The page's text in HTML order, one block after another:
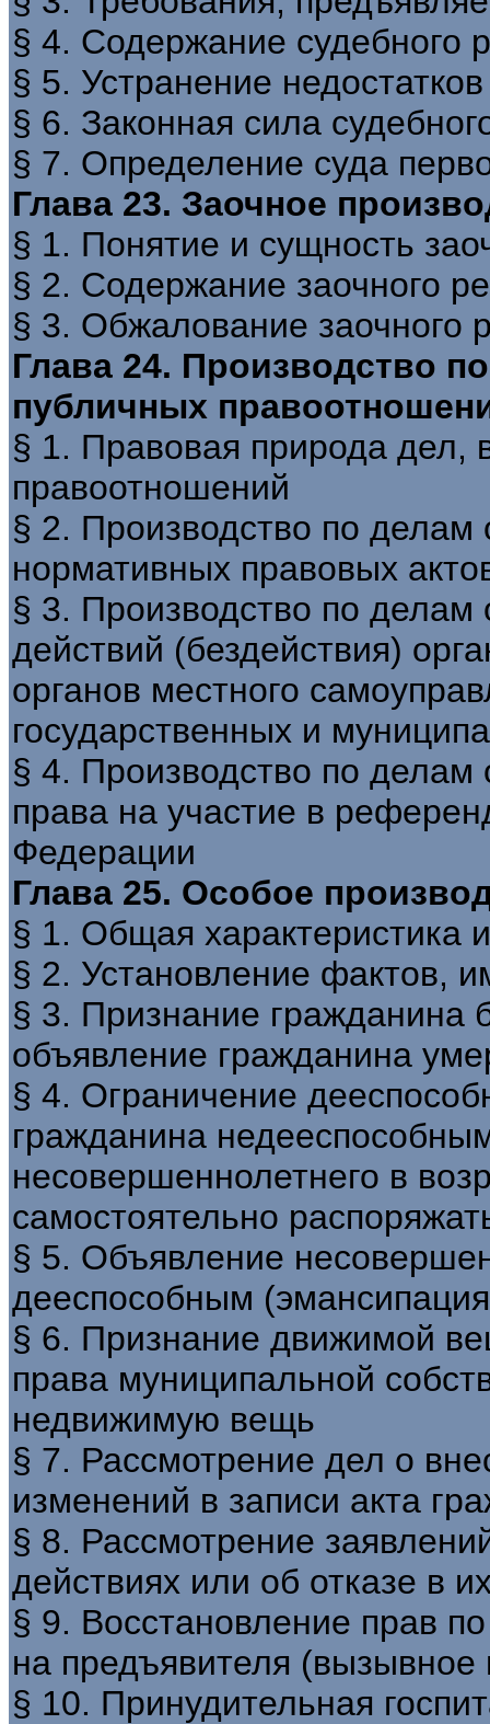
§ 4. Содержание судебного
§ 5. Устранение
§ 6. Законная сила
§ 7. Определение суда
Глава 23. Заочное
§ 1. Понятие и сущность
§ 2. Содержание заочного
§ 3. Обжалование заочного
Глава 24. Производство
публичных
§ 1. Правовая природа дел,
правоотношений
§ 2. Производство по
нормативных правовых
§ 3. Производство по
действий (бездействия)
органов местного
государственных и
§ 4. Производство по
права на участие в
Федерации
Глава 25. Особое
§ 1. Общая характеристика
§ 2. Установление фактов,
§ 3. Признание гражданина
объявление гражданина
§ 4. Ограничение
гражданина
несовершеннолетнего в
самостоятельно
§ 5. Объявление
дееспособным
§ 6. Признание движимой
права муниципальной
недвижимую вещь
§ 7. Рассмотрение дел о
изменений в записи акта
§ 8. Рассмотрение
действиях или об отказе в
§ 9. Восстановление прав
на предъявителя (вызывное
§ 10. Принудительная